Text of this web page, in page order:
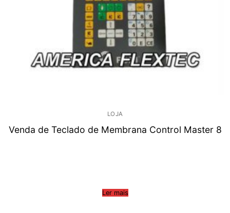
LOJA
Venda de Teclado de Membrana Control Master 8
Ler mais